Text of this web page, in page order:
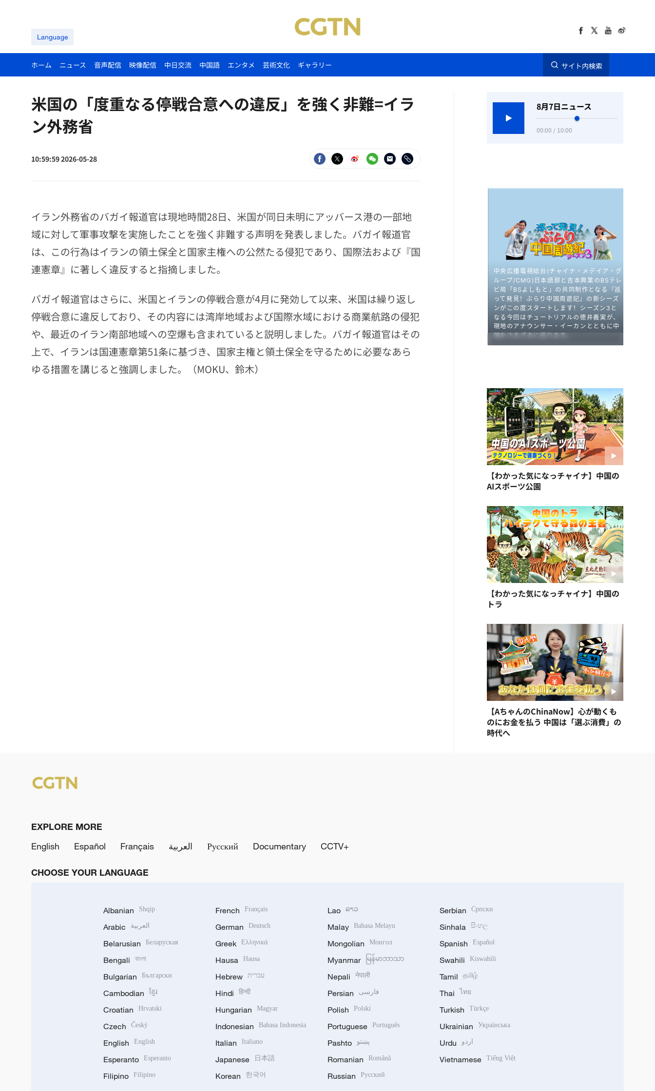
Language
ホーム ニュース 音声配信 映像配信 中日交流 中国語 エンタメ 芸術文化 ギャラリー サイト内検索
米国の「度重なる停戦合意への違反」を強く非難=イラ
ン外務省
10:59:59 2026-05-28
イラン外務省のバガイ報道官は現地時間28日、米国が同日未明にアッバース港の一部地
域に対して軍事攻撃を実施したことを強く非難する声明を発表しました。バガイ報道官
は、この行為はイランの領土保全と国家主権への公然たる侵犯であり、国際法および『国
連憲章』に著しく違反すると指摘しました。
バガイ報道官はさらに、米国とイランの停戦合意が4月に発効して以来、米国は繰り返し
停戦合意に違反しており、その内容には湾岸地域および国際水域における商業航路の侵犯
や、最近のイラン南部地域への空爆も含まれていると説明しました。バガイ報道官はその
上で、イランは国連憲章第51条に基づき、国家主権と領土保全を守るために必要なあら
ゆる措置を講じると強調しました。（MOKU、鈴木）
8月7日ニュース
00:00 / 10:00
【わかった気になっチャイナ】中国の
AIスポーツ公園
【わかった気になっチャイナ】中国の
トラ
【AちゃんのChinaNow】心が動くも
のにお金を払う 中国は「選ぶ消費」の
時代へ
EXPLORE MORE
English
Español Français العربية Русский Documentary CCTV+
CHOOSE YOUR LANGUAGE
Albanian Shqip
Arabic العربية
Belarusian Беларуская
Bengali বাংলা
Bulgarian Български
Cambodian ខ្មែរ
Croatian Hrvatski
Czech Český
English English
Esperanto Esperanto
Filipino Filipino
French Français
German Deutsch
Greek Ελληνικά
Hausa Hausa
Hebrew עברית
Hindi हिन्दी
Hungarian Magyar
Indonesian Bahasa Indonesia
Italian Italiano
Japanese 日本語
Korean 한국어
Lao ລາວ
Malay Bahasa Melayu
Mongolian Монгол
Myanmar မြန်မာဘာသာ
Nepali नेपाली
Persian فارسی
Polish Polski
Portuguese Português
Pashto پښتو
Romanian Română
Russian Русский
Serbian Српски
Sinhala සිංහල
Spanish Español
Swahili Kiswahili
Tamil தமிழ்
Thai ไทย
Turkish Türkçe
Ukrainian Українська
Urdu اردو
Vietnamese Tiếng Việt